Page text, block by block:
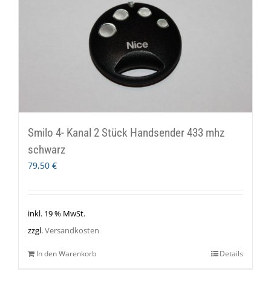
Smilo 4- Kanal 2 Stück Handsender 433 mhz
schwarz
79,50 €
inkl. 19 % MwSt.
zzgl.Versandkosten
In den Warenkorb Details